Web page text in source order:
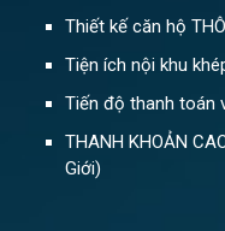
Thiết kế căn hộ
Tiện ích nội khu
Tiến độ thanh toán
THANH KHOẢN
Giới)